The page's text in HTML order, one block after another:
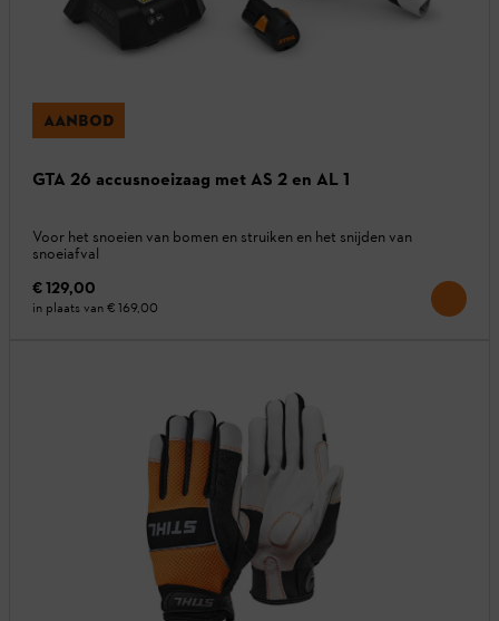
AANBOD
GTA 26 accusnoeizaag met AS 2 en AL 1
Voor het snoeien van bomen en struiken en het snijden van
snoeiafval
€ 129,00
in plaats van € 169,00